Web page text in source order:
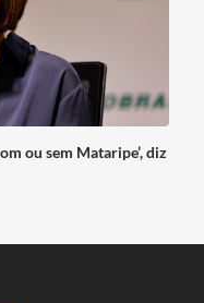
ou sem Mataripe’, diz